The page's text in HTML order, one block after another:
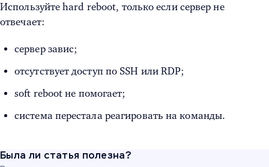
Используйте hard reboot, только если сервер не
отвечает:
сервер завис;
отсутствует доступ по SSH или RDP;
soft reboot не помогает;
система перестала реагировать на команды.
Была ли статья полезна?